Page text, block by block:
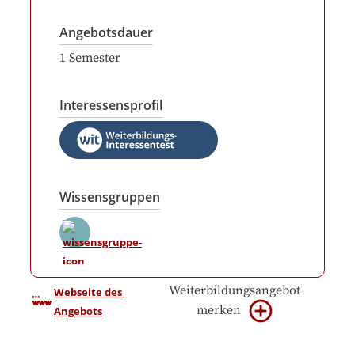
Angebotsdauer
1 Semester
Interessensprofil
Wissensgruppen
Webseite des
Angebots
Weiterbildungsangebot
merken